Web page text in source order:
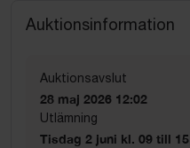
Auktionsinformation
Auktionsavslut
28 maj 2026 12:02
Utlämning
Tisdag 2 juni kl. 09 till 15